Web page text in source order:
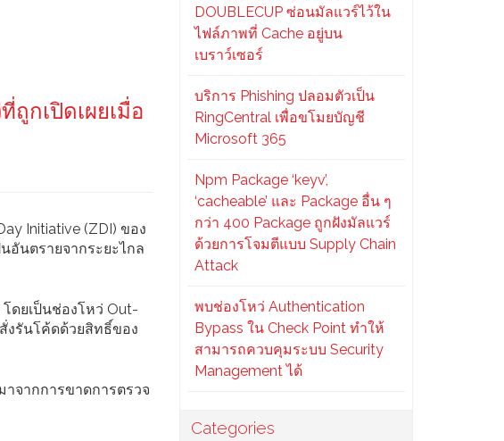
กเปิดเผยเมื่อ
Initiative (ZDI) ของ
อันตรายจากระยะไกล
ดยเป็นช่องโหว่ Out-
งรันโค้ดด้วยสิทธิ์ของ
าจากการขาดการตรวจ
DOUBLECUP ซ่อนมัลแวร์ไว้ใน
ไฟล์ภาพที่ Cache อยู่บน
เบราว์เซอร์
บริการ Phishing ปลอมตัวเป็น
RingCentral เพื่อขโมยบัญชี
Microsoft 365
Npm Package ‘keyv’,
‘cacheable’ และ Package อื่น ๆ
กว่า 400 Package ถูกฝังมัลแวร์
ด้วยการโจมตีแบบ Supply Chain
Attack
พบช่องโหว่ Authentication
Bypass ใน Check Point ทำให้
สามารถควบคุมระบบ Security
Management ได้
Categories